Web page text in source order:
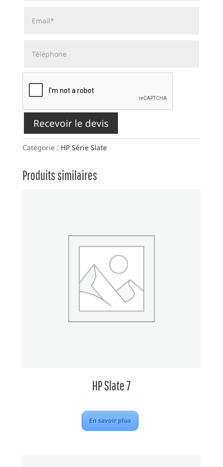
Recevoir le devis
Catégorie : HP Série Slate
Produits similaires
HP Slate 7
En savoir plus